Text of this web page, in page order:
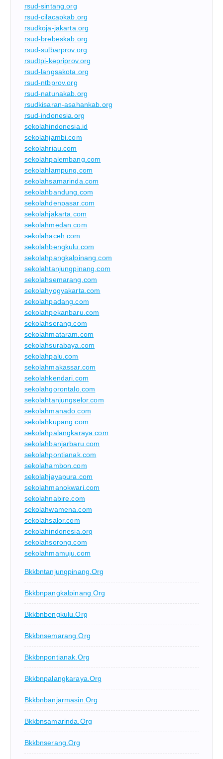
rsud-sintang.org
rsud-cilacapkab.org
rsudkoja-jakarta.org
rsud-brebeskab.org
rsud-sulbarprov.org
rsudtpi-kepriprov.org
rsud-langsakota.org
rsud-ntbprov.org
rsud-natunakab.org
rsudkisaran-asahankab.org
rsud-indonesia.org
sekolahindonesia.id
sekolahjambi.com
sekolahriau.com
sekolahpalembang.com
sekolahlampung.com
sekolahsamarinda.com
sekolahbandung.com
sekolahdenpasar.com
sekolahjakarta.com
sekolahmedan.com
sekolahaceh.com
sekolahbengkulu.com
sekolahpangkalpinang.com
sekolahtanjungpinang.com
sekolahsemarang.com
sekolahyogyakarta.com
sekolahpadang.com
sekolahpekanbaru.com
sekolahserang.com
sekolahmataram.com
sekolahsurabaya.com
sekolahpalu.com
sekolahmakassar.com
sekolahkendari.com
sekolahgorontalo.com
sekolahtanjungselor.com
sekolahmanado.com
sekolahkupang.com
sekolahpalangkaraya.com
sekolahbanjarbaru.com
sekolahpontianak.com
sekolahambon.com
sekolahjayapura.com
sekolahmanokwari.com
sekolahnabire.com
sekolahwamena.com
sekolahsalor.com
sekolahindonesia.org
sekolahsorong.com
sekolahmamuju.com
Bkkbntanjungpinang.org
Bkkbnpangkalpinang.org
Bkkbnbengkulu.org
Bkkbnsemarang.org
Bkkbnpontianak.org
Bkkbnpalangkaraya.org
Bkkbnbanjarmasin.org
Bkkbnsamarinda.org
Bkkbnserang.org